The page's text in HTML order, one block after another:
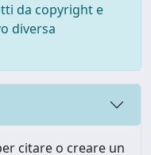
da copyright e
diversa
citare o creare un